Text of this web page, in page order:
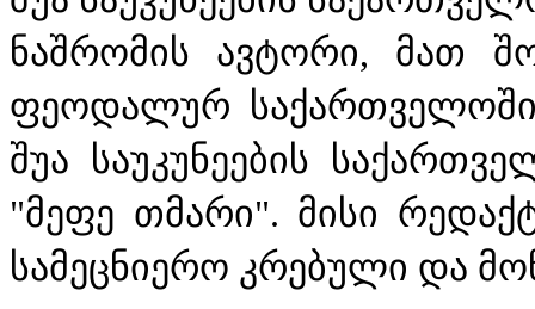
ნაშრომის ავტორი, მათ
ფეოდალურ
შუა საუკუნეების
"მეფე თმარი". მისი
სამეცნიერო კრებული და